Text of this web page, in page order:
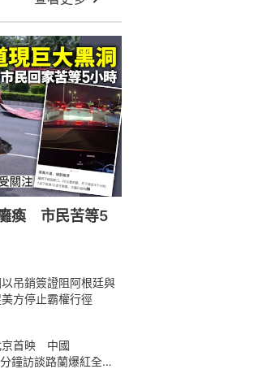
瘓 市民苦等5
吊銷簽證阻阿根廷與
方停止霸權行徑
京首映 中國
鐘訪談路蘭爆紅全球